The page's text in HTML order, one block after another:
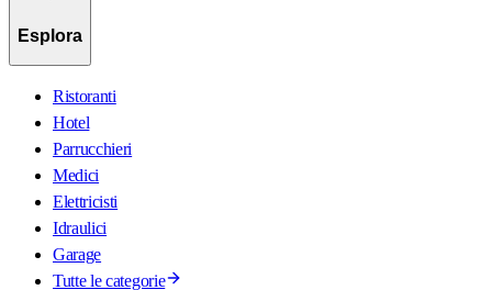
Esplora
Ristoranti
Hotel
Parrucchieri
Medici
Elettricisti
Idraulici
Garage
Tutte le categorie